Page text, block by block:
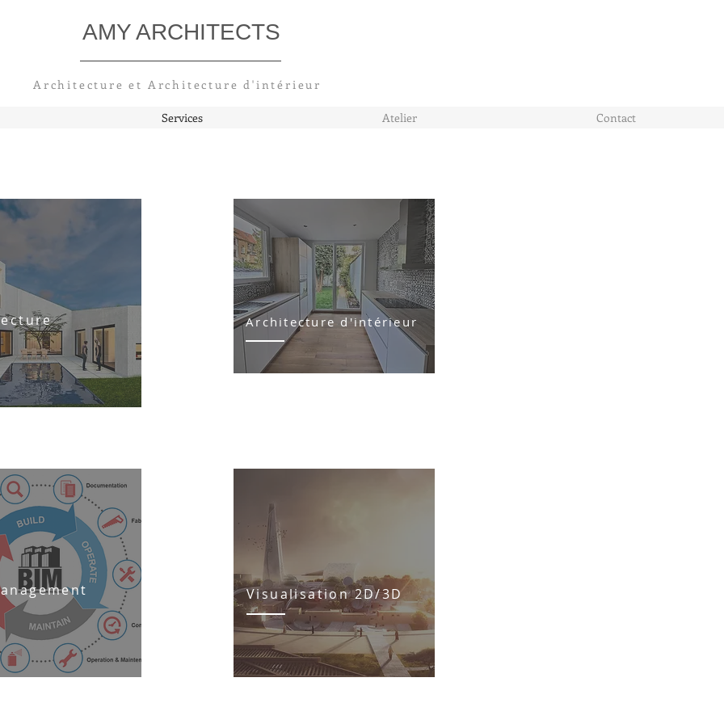
AMY ARCHITECTS
Architecture et Architectured'intérieur
Services Atelier Contact
Architecture d'intérieur
Visualisation 2D/3D